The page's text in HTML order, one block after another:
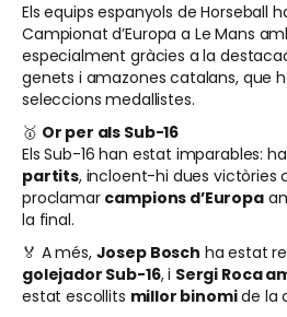
Els equips espanyols de Horseball
Campionat d’Europa a Le Mans
especialment gràcies a la
genets i amazones catalans, que
seleccions medallistes.
🥇 Or per als Sub-16
Els Sub-16 han estat imparables:
partits, incloent-hi dues victòries
proclamar campions d’Europa
la final.
🏅 A més, Josep Bosch ha estat
golejador Sub-16, i Sergi Roca
estat escollits millor binomide la